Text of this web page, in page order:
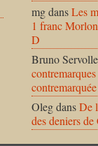
mgdansLes
1 franc
D
Bruno Servolle
OlegdansDe
des deniers